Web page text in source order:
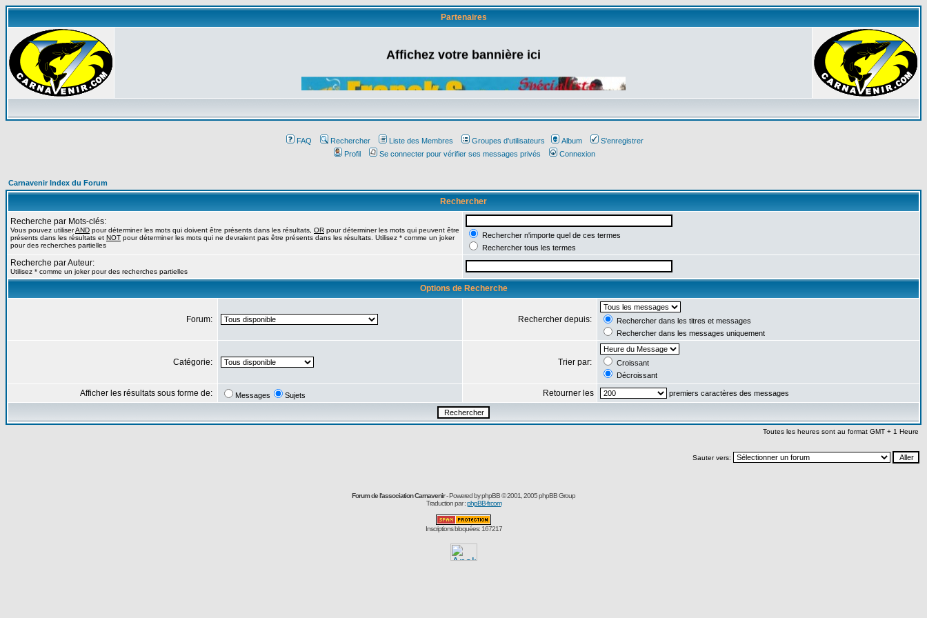
Partenaires
Affichez votre bannière ici
FAQ Rechercher Liste des Membres Groupes d'utilisateurs Album
S'enregistrer
Profil
Se connecter pour vérifier ses messages privés Connexion
Carnavenir Index du Forum
Rechercher
Recherche par Mots-clés:
Vous pouvez utiliserAND pour déterminer les mots qui doivent être présents dans les résultats, OR pour déterminer les mots qui peuvent être
présents dans les résultats et NOT pour déterminer les mots qui ne devraient pas être présents dans les résultats. Utilisez * comme un joker
pour des recherches partielles
Rechercher n'importe quel de ces termes
Rechercher tous les termes
Recherche par Auteur:
Utilisez * comme un joker pour des recherches partielles
Options de Recherche
Forum: Rechercher depuis:
Rechercher dans les titres et messages
Rechercher dans les messages uniquement
Catégorie: Trier par:
Croissant
Décroissant
Afficher les résultats sous forme de: Messages Sujets Retourner les premiers caractères des messages
Toutes les heures sont au format GMT + 1 Heure
Sauter vers:
Forum de l'association Carnavenir- Powered byphpBB© 2001, 2005 phpBB Group
Traduction par :phpBB-fr.com
Inscriptions bloquées: 167217